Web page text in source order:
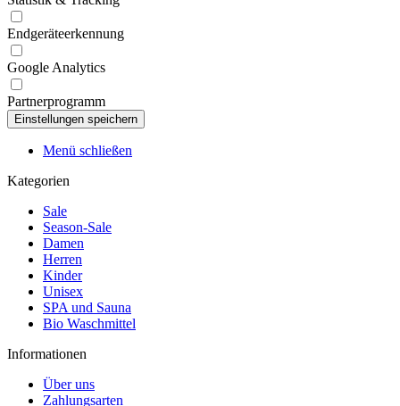
Endgeräteerkennung
Google Analytics
Partnerprogramm
Menü schließen
Kategorien
Sale
Season-Sale
Damen
Herren
Kinder
Unisex
SPA und Sauna
Bio Waschmittel
Informationen
Über uns
Zahlungsarten